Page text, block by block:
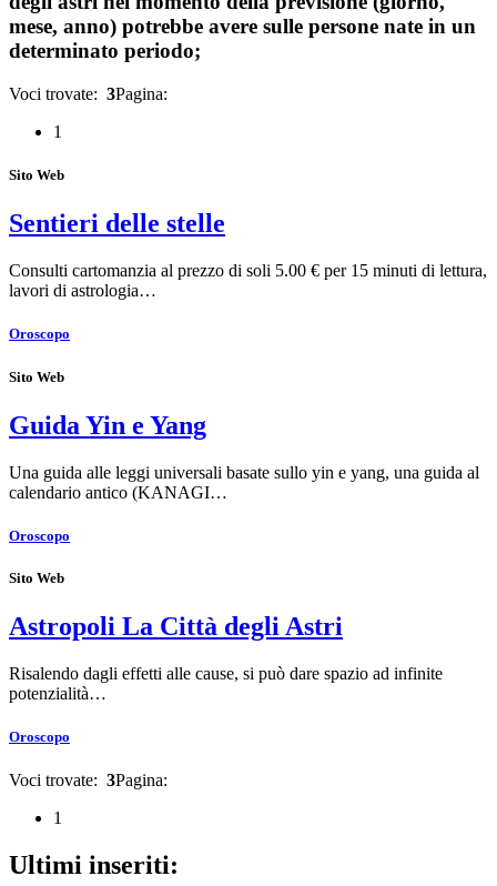
mese, anno) potrebbe avere sulle persone nate in un
determinato periodo;
Voci trovate: 3Pagina:
1
Sito Web
Sentieri delle stelle
Consulti cartomanzia al prezzo di soli 5.00 € per 15 minuti di lettura,
lavori di astrologia…
Oroscopo
Sito Web
Guida Yin e Yang
Una guida alle leggi universali basate sullo yin e yang, una guida al
calendario antico (KANAGI…
Oroscopo
Sito Web
Astropoli La Città degli Astri
Risalendo dagli effetti alle cause, si può dare spazio ad infinite
potenzialità…
Oroscopo
Voci trovate: 3Pagina:
1
Ultimi inseriti: